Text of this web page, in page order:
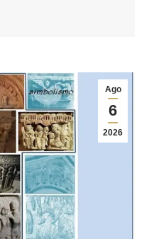
Ago
6
2026